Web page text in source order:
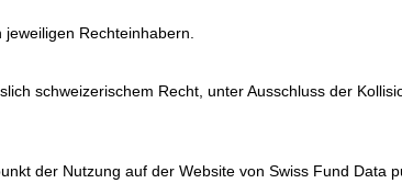
Rechteinhabern.
schweizerischem Recht, unter Ausschluss der
der Nutzung auf der Website von Swiss Fund Data